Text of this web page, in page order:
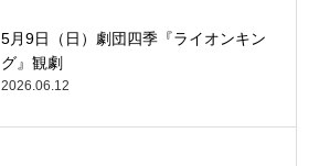
5月9日（日）劇団四季『ライオンキン
グ』観劇
2026.06.12